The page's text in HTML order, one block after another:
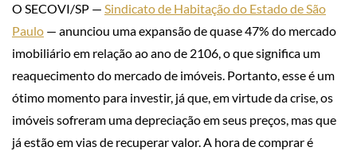
O SECOVI/SP — Sindicato de Habitação do Estado de São
Paulo — anunciou uma expansão de quase 47% do mercado
imobiliário em relação ao ano de 2106, o que significa um
reaquecimento do mercado de imóveis. Portanto, esse é um
ótimo momento para investir, já que, em virtude da crise, os
imóveis sofreram uma depreciação em seus preços, mas que
já estão em vias de recuperar valor. A hora de comprar é